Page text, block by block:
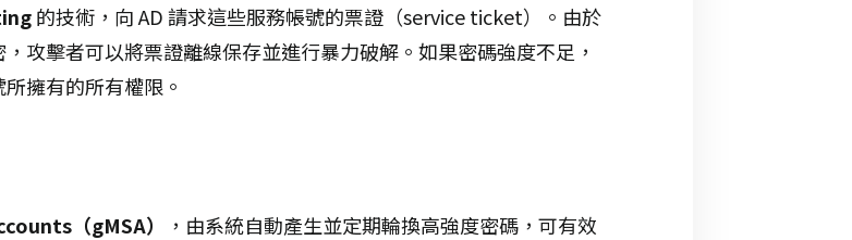
的技術，向 AD 請求這些服務帳號的票證（service ticket）。由於
攻擊者可以將票證離線保存並進行暴力破解。如果密碼強度不足，
擁有的所有權限。
（gMSA）
，由系統自動產生並定期輪換高強度密碼，可有效